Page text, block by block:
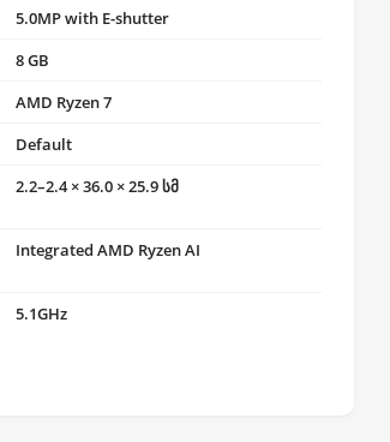
5.0MP with E-shutter
8 GB
AMD Ryzen 7
Default
2.2–2.4 × 36.0 × 25.9 სმ
Integrated AMD Ryzen AI
5.1GHz